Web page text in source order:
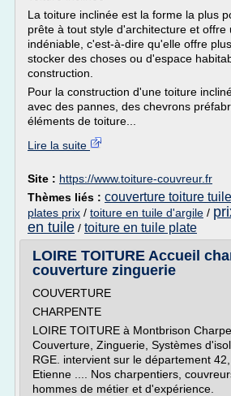
La toiture inclinée est la forme la plus
prête à tout style d'architecture et offre
indéniable, c'est-à-dire qu'elle offre
stocker des choses ou d'espace
construction.
Pour la construction d'une toiture
avec des pannes, des chevrons
éléments de toiture...
Lire la suite
Site : https://www.toiture-couvreur.fr
Thèmes liés : couverture toiture
plates prix / toiture en tuile d'argile /
en tuile / toiture en tuile plate
LOIRE TOITURE Accueil
couverture zinguerie
COUVERTURE
CHARPENTE
LOIRE TOITURE à Montbrison
Couverture, Zinguerie, Systèmes
RGE. intervient sur le département
Etienne .... Nos charpentiers,
hommes de métier et d'expérience.